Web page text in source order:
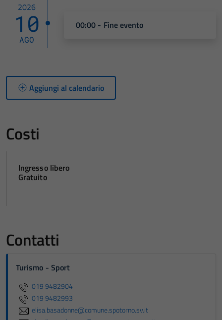
2026
10
AGO
00:00 - Fine evento
Aggiungi al calendario
Costi
Ingresso libero
Gratuito
Contatti
Turismo - Sport
019 9482904
019 9482993
elisa.basadonne@comune.spotorno.sv.it